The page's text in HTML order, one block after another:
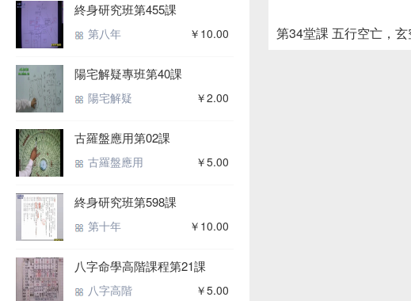
終身研究班第455課
第八年 ￥10.00
陽宅解疑專班第40課
陽宅解疑 ￥2.00
古羅盤應用第02課
古羅盤應用 ￥5.00
終身研究班第598課
第十年 ￥10.00
八字命學高階課程第21課
八字高階 ￥5.00
第34堂課 五行空亡，